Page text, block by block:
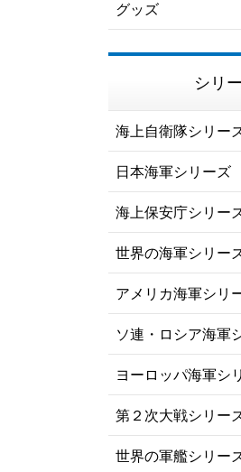
グッズ
シリ
海上自衛隊シリー
日本海軍シリーズ
海上保安庁シリー
世界の海軍シリー
アメリカ海軍シリ
ソ連・ロシア海軍
ヨーロッパ海軍シ
第２次大戦シリー
世界の軍艦シリー